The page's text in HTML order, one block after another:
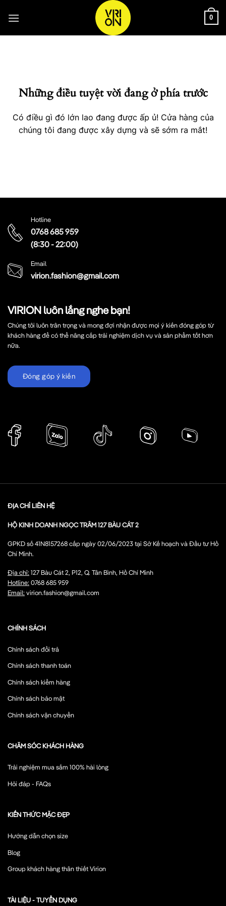
qua
0
Những điều tuyệt vời đang ở phía trước
Có điều gì đó lớn lao đang được ấp ủ! Cửa hàng của
chúng tôi đang được xây dựng và sẽ sớm ra mắt!
VIRION luôn lắng nghe bạn!
Chúng tôi luôn trân trọng và mong đợi nhận được mọi ý kiến đóng góp từ
khách hàng để có thể nâng cấp trải nghiệm dịch vụ và sản phẩm tốt hơn
nữa.
Đóng góp ý kiến
Hotline
0768 685 959
(8:30 - 22:00)
Email
virion.fashion@gmail.com
ĐỊA CHỈ LIÊN HỆ
HỘ KINH DOANH NGỌC TRÂM 127 BÀU CÁT 2
GPKD số 41N8157268 cấp ngày 02/06/2023 tại Sở Kế hoạch và Đầu tư Hồ
Chí Minh.
Địa chỉ:127 Bàu Cát 2, P12, Q. Tân Bình, Hồ Chí Minh
Hotline:0768 685 959
Email:virion.fashion@gmail.com
CHÍNH SÁCH
Chính sách đổi trả
Chính sách thanh toán
Chính sách kiểm hàng
Chính sách bảo mật
Chính sách vận chuyển
CHĂM SÓC KHÁCH HÀNG
Trải nghiệm mua sắm 100% hài lòng
Hỏi đáp - FAQs
KIẾN THỨC MẶC ĐẸP
Hướng dẫn chọn size
Blog
Group khách hàng thân thiết Virion
TÀI LIỆU - TUYỂN DỤNG